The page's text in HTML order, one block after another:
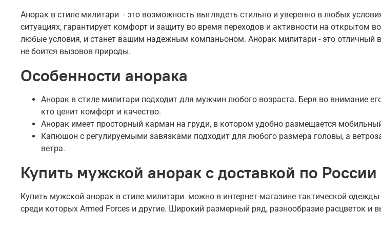
Анорак в стиле милитари - это возможность выглядеть стильно и уверенно в любых
ситуациях, гарантирует комфорт и защиту во время переходов и активности на открытом
любые условия, и станет вашим надежным компаньоном. Анорак милитари - это отличный
не боится вызовов природы.
Особенности анорака
Анорак в стиле милитари подходит для мужчин любого возраста. Беря во внимание
кто ценит комфорт и качество.
Анорак имеет просторный карман на груди, в котором удобно размещается
Капюшон с регулируемыми завязками подходит для любого размера головы, а
ветра.
Купить мужской анорак с доставкой по России
Купить мужской анорак в стиле милитари можно в интернет-магазине тактической
среди которых Armed Forces и другие. Широкий размерный ряд, разнообразие расцветок и